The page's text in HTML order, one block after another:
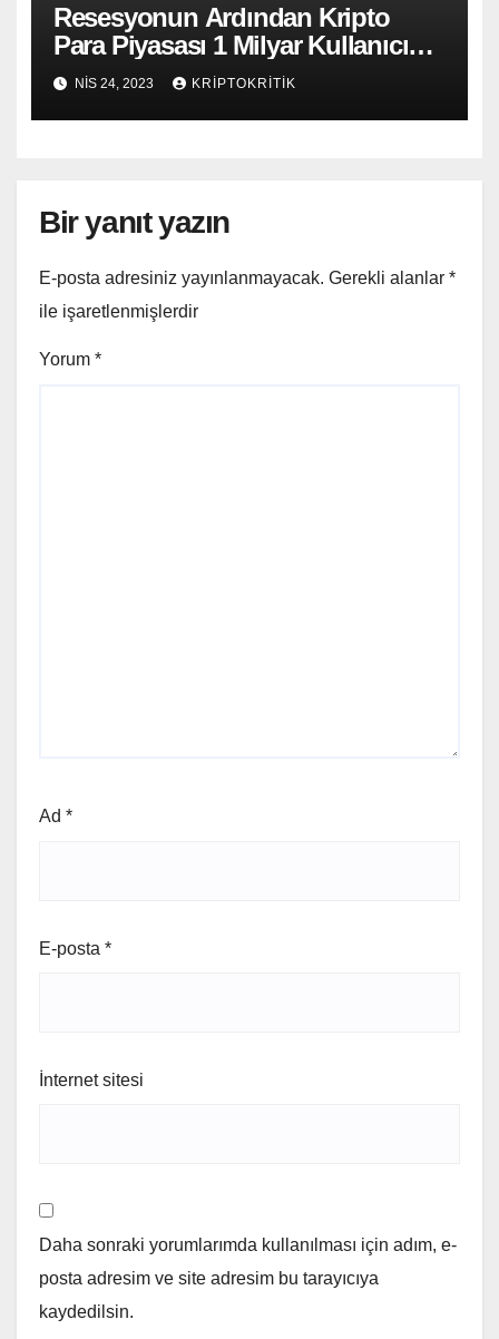
Resesyonun Ardından Kripto
Para Piyasası 1 Milyar Kullanıcıya
Ulaşacak
NIS 24, 2023 KRIPTOKRITIK
Bir yanıt yazın
E-posta adresiniz yayınlanmayacak. Gerekli alanlar *
ile işaretlenmişlerdir
Yorum *
Ad *
E-posta *
İnternet sitesi
Daha sonraki yorumlarımda kullanılması için adım, e-
posta adresim ve site adresim bu tarayıcıya
kaydedilsin.